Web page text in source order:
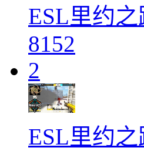
ESL里约
8152
2
ESL里约